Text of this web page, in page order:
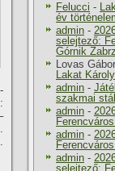
Felucci -
év
admin -
selejtező:
Górnik
Lovas Gábor
Lakat Károly
admin -
szakmai
admin -
admin -
admin -
selejtező: